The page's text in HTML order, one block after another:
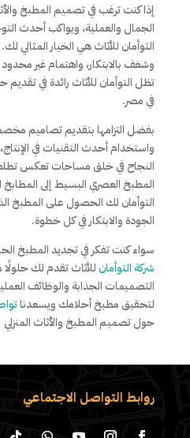
إذا كنت ترغب في تصميم المطبخ
الجمال والعملية، ويواكب أحدث
التوأمان للأثاث هي الخيار المثالي
وشغف بالابتكار، واهتمام غير
تظل التوأمان للأثاث رائدة في
في مصر.
بفضل التزامها بتقديم تصاميم
واستخدام أحدث التقنيات في
النجاح في خلق مساحات تعكس
المطبخ العصري البسيط إلى المطابخ
التوأمان لك الحصول على المطبخ
الجودة والابتكار في كل خطوة.
سواء كنت تفكر في تجديد المطبخ
شركة التوأمانللأثاث تقدم لك حلولًا
التصميمات الجذابة والوظائف
لتحقيق مطبخ أحلامك ويسعدنا
حول تصميم المطبخ والأثاث المنزلي
روابط التواصل الاجتماعي